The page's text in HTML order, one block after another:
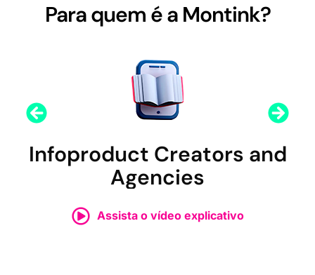
Para quem é a Montink?
Infoproduct Creators and
Agencies
Assista o vídeo explicativo